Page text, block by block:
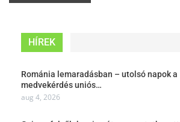
HÍREK
Románia lemaradásban – utolsó napok a
medvekérdés uniós…
aug 4, 2026